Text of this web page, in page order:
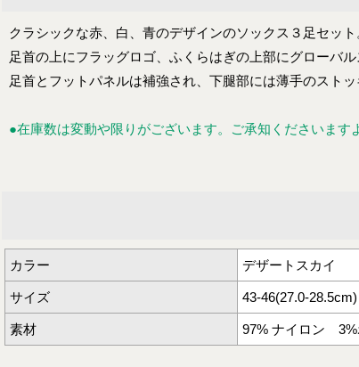
クラシックな赤、白、青のデザインのソックス３足セット
足首の上にフラッグロゴ、ふくらはぎの上部にグローバ
足首とフットパネルは補強され、下腿部には薄手のスト
●在庫数は変動や限りがございます。ご承知くださいます
カラー デザートスカイ
サイズ 43-46(27.0-28.5cm)
素材 97% ナイロン 3%